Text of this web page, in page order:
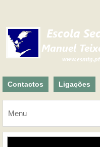
Contactos Ligações
Menu